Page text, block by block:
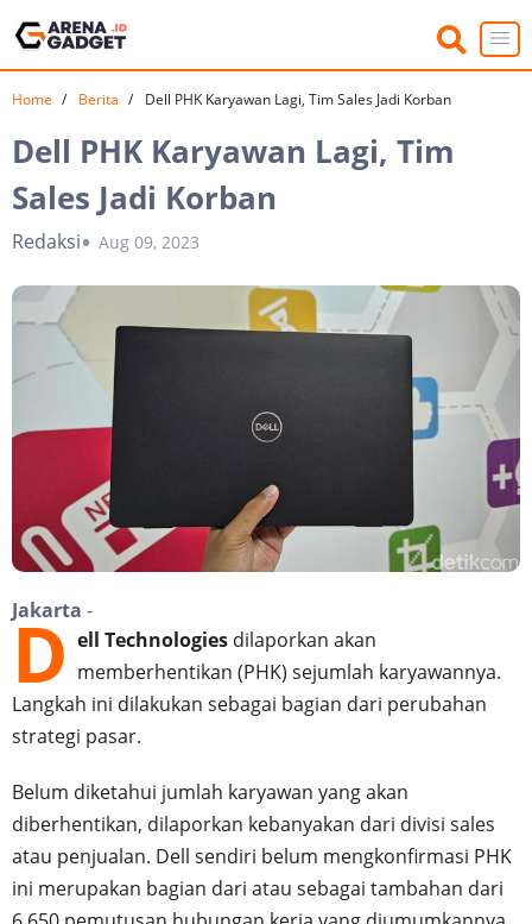
Home Berita Dell PHK Karyawan Lagi, Tim Sales Jadi Korban
Dell PHK Karyawan Lagi, Tim
Sales Jadi Korban
Redaksi Aug 09, 2023
Jakarta -
D ell Technologies dilaporkan akan
memberhentikan (PHK) sejumlah karyawannya.
Langkah ini dilakukan sebagai bagian dari perubahan
strategi pasar.
Belum diketahui jumlah karyawan yang akan
diberhentikan, dilaporkan kebanyakan dari divisi sales
atau penjualan. Dell sendiri belum mengkonfirmasi PHK
ini merupakan bagian dari atau sebagai tambahan dari